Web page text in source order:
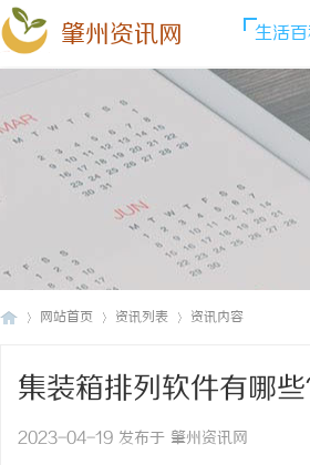
肇州资讯网 生活
网站首页 资讯列表 资讯内容
集装箱排列软件有哪些
2023-04-19 发布于 肇州资讯网